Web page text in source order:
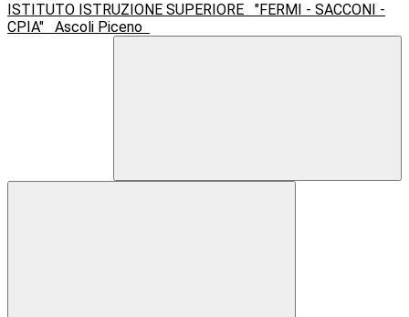
ISTITUTO ISTRUZIONE SUPERIORE
"FERMI - SACCONI -
CPIA"
Ascoli Piceno